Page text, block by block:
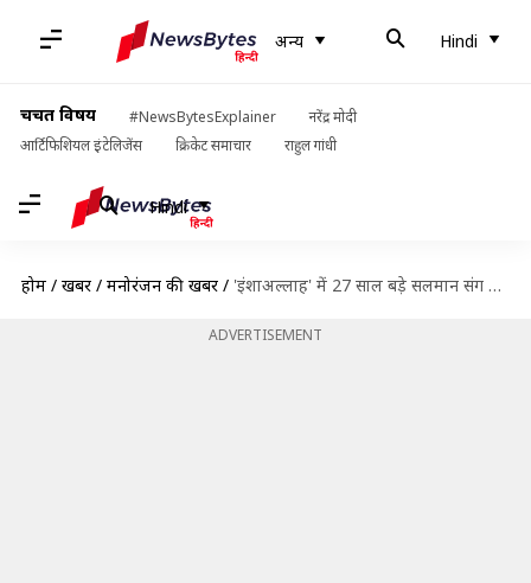
अन्य Hindi
चर्चित विषय #NewsBytesExplainer
नरेंद्र मोदी
आर्टिफिशियल इंटेलिजेंस
क्रिकेट समाचार राहुल गांधी
Hindi
होम / खबरें / मनोरंजन की खबरें / 'इंशाअल्लाह' में 27 साल बड़े सलमान संग जोड़ी बनने पर ट्रोल हुईं आलिया ने दिया जवाब
ADVERTISEMENT